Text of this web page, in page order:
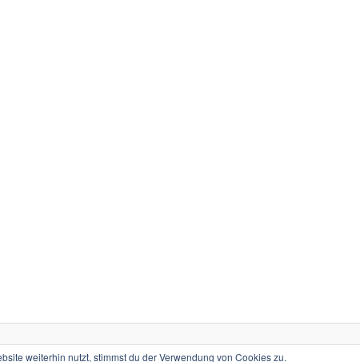
Stolz präsentiert von WordPress
weiterhin nutzt, stimmst du der Verwendung von Cookies zu.